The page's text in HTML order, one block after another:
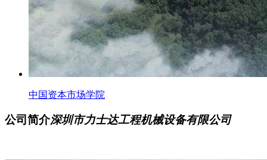
中国资本市场学院
公司简介深圳市力士达工程机械设备有限公司